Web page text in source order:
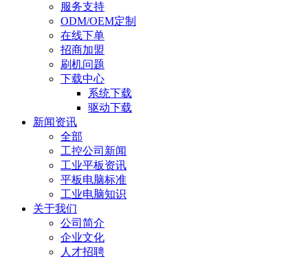
服务支持
ODM/OEM定制
在线下单
招商加盟
刷机问题
下载中心
系统下载
驱动下载
新闻资讯
全部
工控公司新闻
工业平板资讯
平板电脑标准
工业电脑知识
关于我们
公司简介
企业文化
人才招聘